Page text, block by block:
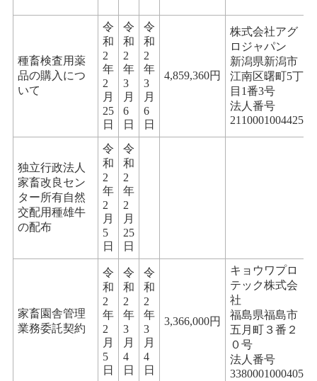
種畜検査用薬
品の購入につ
いて
令
和
2
年
2
月
25
日
令
和
2
年
3
月
6
日
令
和
2
年
3
月
6
日
4,859,360円
株式会社アグ
ロジャパン
新潟県新潟市
江南区曙町5丁
目1番3号
法人番号
2110001004425
独立行政法人
家畜改良セン
ター所有自然
交配用種雄牛
の配布
令
和
2
年
2
月
5
日
令
和
2
年
2
月
25
日
家畜園舎管理
業務委託契約
令
和
2
年
2
月
5
日
令
和
2
年
3
月
4
日
令
和
2
年
3
月
4
日
3,366,000円
キョウワプロ
テック株式会
社
福島県福島市
五月町３番２
０号
法人番号
3380001000405